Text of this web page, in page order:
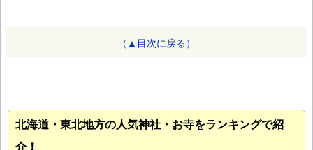
（▲目次に戻る）
北海道・東北地方の人気神社・お寺をランキングで紹
介！